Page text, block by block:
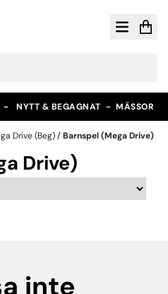
NYTT & BEGAGNAT -MÄSSOR
Drive (Beg)/Barnspel (Mega Drive)
Drive)
inte